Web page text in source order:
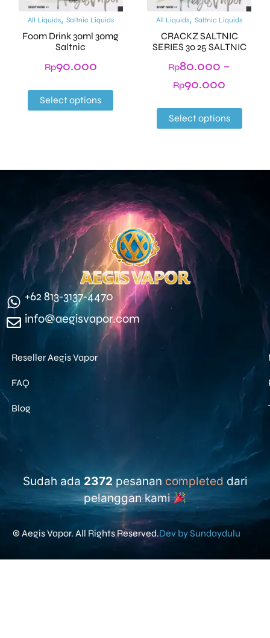
All Liquids, Saltnic Liquids
Foom Drink 30ml 30mg
Saltnic
Rp90.000
Select options
All Liquids,Saltnic Liquids
CRACKZ SALTNIC
SERIES 30 25 SALTNIC
Rp80.000 –
Rp90.000
Select options
‪+62 813‑3137‑4470‬
info@aegisvapor.com
Reseller Aegis Vapor
FAQ
Blog
Sudah ada 2372 pesanan completed dari
pelanggan kami
© Aegis Vapor. All Rights Reserved.Dev by Sundaydulu